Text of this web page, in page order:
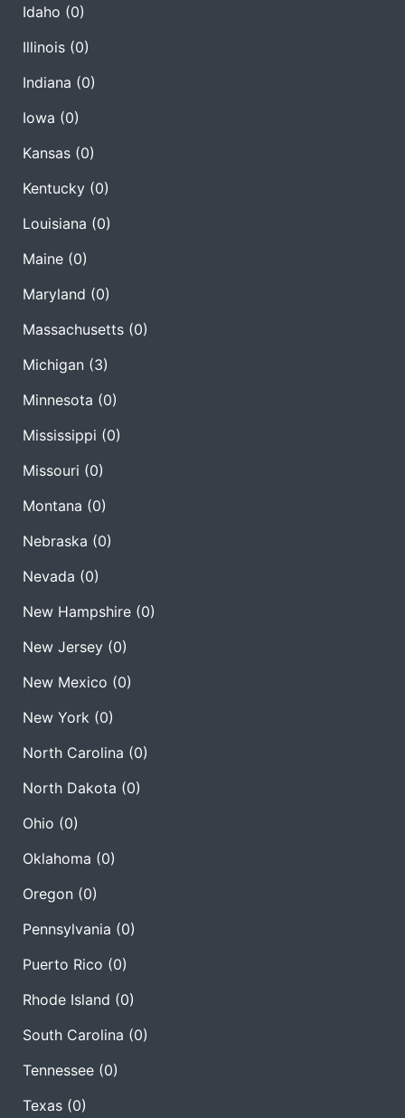
Idaho (0)
Illinois (0)
Indiana (0)
Iowa (0)
Kansas (0)
Kentucky (0)
Louisiana (0)
Maine (0)
Maryland (0)
Massachusetts (0)
Michigan (3)
Minnesota (0)
Mississippi (0)
Missouri (0)
Montana (0)
Nebraska (0)
Nevada (0)
New Hampshire (0)
New Jersey (0)
New Mexico (0)
New York (0)
North Carolina (0)
North Dakota (0)
Ohio (0)
Oklahoma (0)
Oregon (0)
Pennsylvania (0)
Puerto Rico (0)
Rhode Island (0)
South Carolina (0)
Tennessee (0)
Texas (0)